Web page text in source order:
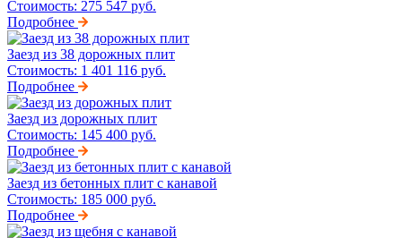
Стоимость: 275 547 руб.
Подробнее
Заезд из 38 дорожных плит
Стоимость: 1 401 116 руб.
Подробнее
Заезд из дорожных плит
Стоимость: 145 400 руб.
Подробнее
Заезд из бетонных плит с канавой
Стоимость: 185 000 руб.
Подробнее